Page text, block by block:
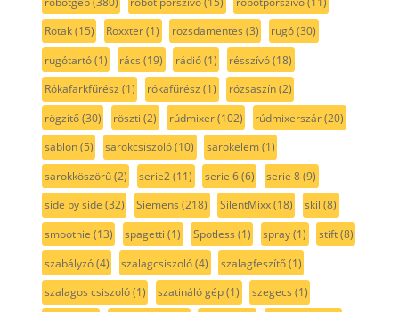
Rotak(15) Roxxter(1) rozsdamentes (3) rugó(30)
rugótartó(1) rács (19) rádió(1) résszívó(18)
Rókafarkfűrész (1) rókafűrész (1) rózsaszín(2)
rögzítő(30) röszti (2) rúdmixer(102) rúdmixerszár(20)
sablon(5) sarokcsiszoló(10) sarokelem(1)
sarokköszörű(2) serie2(11) serie 6(6) serie 8(9)
side by side (32) Siemens (218) SilentMixx(18) skil (8)
smoothie (13) spagetti (1) Spotless (1) spray(1) stift(8)
szabályzó(4) szalagcsiszoló(4) szalagfeszítő(1)
szalagos csiszoló(1) szatináló gép(1) szegecs (1)